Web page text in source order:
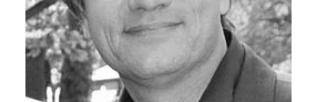
1 Jahr
Performance
Name:
staticfilecache